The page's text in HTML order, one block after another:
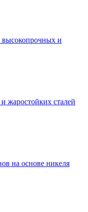
высокопрочных и
жаростойких сталей
на основе никеля